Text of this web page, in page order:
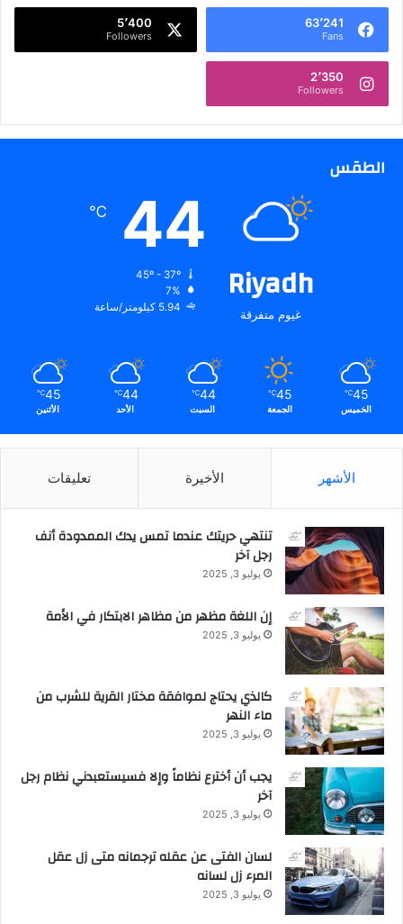
:
63٬241
Fans
5٬400
Followers
2٬350
Followers
الطقس
Riyadh
غيوم متفرقة
44
℃
7%
5.94 كيلومتر/ساعة
45
℃
الخميس
45
℃
الجمعة
44
℃
السبت
44
℃
الأحد
45
℃
الأثنين
الأشهر الأخيرة تعليقات
تنتهي حريتك عندما تمس يدك الممدودة أنف
رجل آخر
يوليو 3, 2025
إن اللغة مظهر من مظاهر الابتكار في الأمة
يوليو 3, 2025
كالذي يحتاج لموافقة مختار القرية للشرب من
ماء النهر
يوليو 3, 2025
يجب أن أخترع نظاماً وإلا فسيستعبدني نظام رجل
آخر
يوليو 3, 2025
لسان الفتى عن عقله ترجمانه متى زل عقل
المرء زل لسانه
يوليو 3, 2025